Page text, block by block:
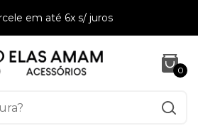
em até 6x s/ juros
0